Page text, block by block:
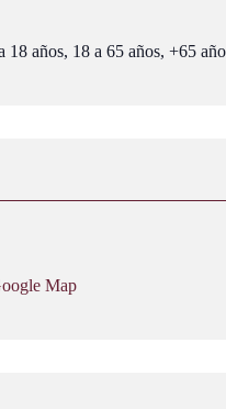
18 años, 18 a 65 años, +65
Map